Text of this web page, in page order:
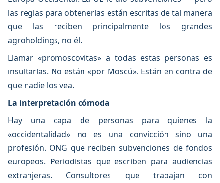
las reglas para obtenerlas están escritas de tal manera
que las reciben principalmente los grandes
agroholdings, no él.
Llamar «promoscovitas» a todas estas personas es
insultarlas. No están «por Moscú». Están en contra de
que nadie los vea.
La interpretación cómoda
Hay una capa de personas para quienes la
«occidentalidad» no es una convicción sino una
profesión. ONG que reciben subvenciones de fondos
europeos. Periodistas que escriben para audiencias
extranjeras. Consultores que trabajan con